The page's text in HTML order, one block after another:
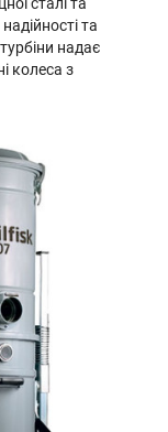
та
надає
колеса з